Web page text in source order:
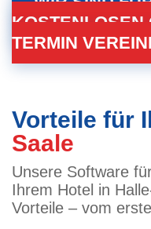
KOSTENLOSEN
TERMIN
Vorteile für
Saale
Unsere Software
Ihrem Hotel in
Vorteile – vom